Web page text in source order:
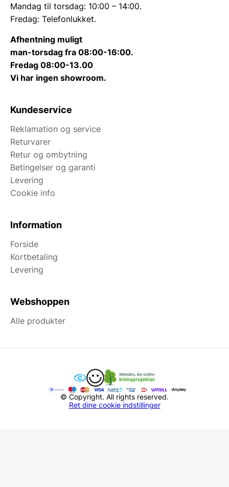
Mandag til torsdag: 10:00 – 14:00.
Fredag: Telefonlukket.
Afhentning muligt
man-torsdag fra 08:00-16:00.
Fredag 08:00-13.00
Vi har ingen showroom.
Kundeservice
Reklamation og service
Returvarer
Retur og ombytning
Betingelser og garanti
Levering
Cookie info
Information
Forside
Kortbetaling
Levering
Webshoppen
Alle produkter
© Copyright. All rights reserved.
Ret dine cookie indstillinger